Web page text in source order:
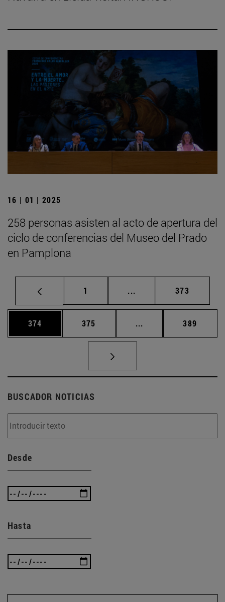
16 | 01 | 2025
258 personas asisten al acto de apertura del
ciclo de conferencias del Museo del Prado
en Pamplona
Página
1 ... Páginas intermedias
Página
373
Página
374 Página
375 ... Páginas intermedias
Página
389
BUSCADOR NOTICIAS
Desde
Hasta